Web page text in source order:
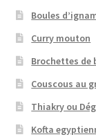
Boules
Curry mouton
Brochettes de
Couscous au
Thiakry ou
Kofta